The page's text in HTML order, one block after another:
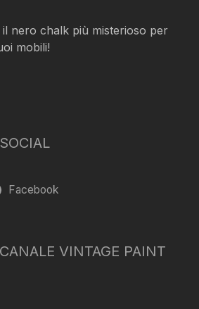
il nero chalk più misterioso per
mobili!
Facebook
VINTAGE PAINT